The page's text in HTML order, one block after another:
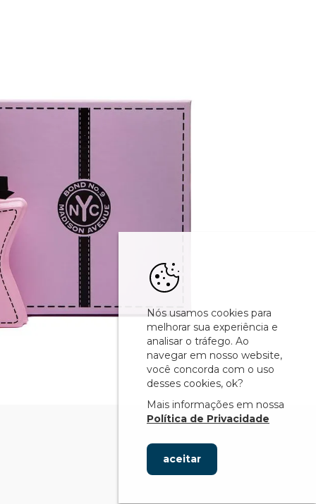
Nós usamos cookies para
melhorar sua experiência e
analisar o tráfego. Ao
navegar em nosso website,
você concorda com o uso
desses cookies, ok?
Mais informações em nossa
Política de Privacidade
aceitar